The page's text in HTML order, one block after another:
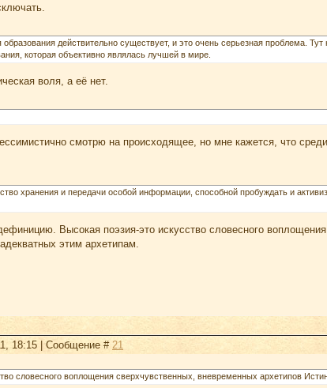
действительно существует, и это очень серьезная проблема.
которая объективно являлась лучшей в мире.
воля, а её нет.
смотрю на происходящее, но мне кажется, что
хранения и передачи особой информации, способной пробуждать и
Высокая поэзия-это искусство словесного
этим архетипам.
18:15 | Сообщение # 21
словесного воплощения сверхчувственных, вневременных архетипов